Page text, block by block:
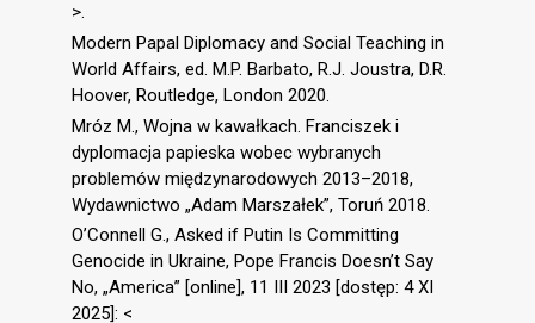
>.
Modern Papal Diplomacy and Social Teaching in
World Affairs, ed. M.P. Barbato, R.J. Joustra, D.R.
Hoover, Routledge, London 2020.
Mróz M., Wojna w kawałkach. Franciszek i
dyplomacja papieska wobec wybranych
problemów międzynarodowych 2013–2018,
Wydawnictwo „Adam Marszałek”, Toruń 2018.
O’Connell G., Asked if Putin Is Committing
Genocide in Ukraine, Pope Francis Doesn’t Say
No, „America” [online], 11 III 2023 [dostęp: 4 XI
2025]: <